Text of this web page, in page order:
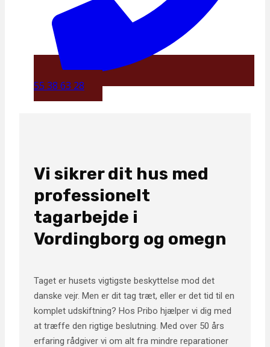
55 38 63 28
Vi sikrer dit hus med
professionelt
tagarbejde i
Vordingborg og omegn
Taget er husets vigtigste beskyttelse mod det
danske vejr. Men er dit tag træt, eller er det tid til en
komplet udskiftning? Hos Pribo hjælper vi dig med
at træffe den rigtige beslutning. Med over 50 års
erfaring rådgiver vi om alt fra mindre reparationer